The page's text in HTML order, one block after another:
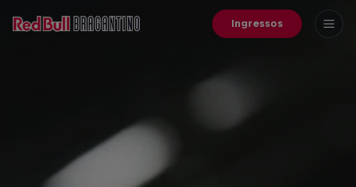
Ingressos